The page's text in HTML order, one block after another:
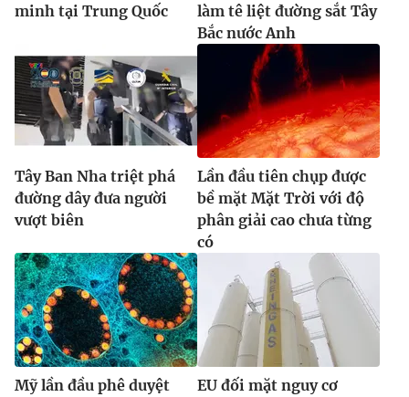
minh tại Trung Quốc
làm tê liệt đường sắt Tây
Bắc nước Anh
Tây Ban Nha triệt phá
đường dây đưa người
vượt biên
Lần đầu tiên chụp được
bề mặt Mặt Trời với độ
phân giải cao chưa từng
có
Mỹ lần đầu phê duyệt
EU đối mặt nguy cơ